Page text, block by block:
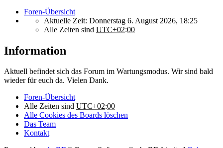
Foren-Übersicht
Aktuelle Zeit: Donnerstag 6. August 2026, 18:25
Alle Zeiten sind UTC+02:00
Information
Aktuell befindet sich das Forum im Wartungsmodus. Wir sind bald
wieder für euch da. Vielen Dank.
Foren-Übersicht
Alle Zeiten sind UTC+02:00
Alle Cookies des Boards löschen
Das Team
Kontakt